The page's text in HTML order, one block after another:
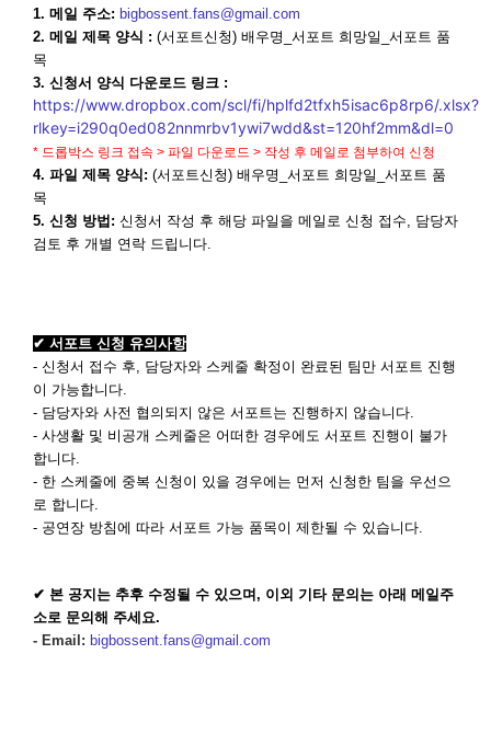
1. 메일 주소: bigbossent.fans@gmail.com
2. 메일 제목 양식 : (서포트신청) 배우명_서포트 희망일_서포트 품
목
3. 신청서 양식 다운로드 링크 :
https://www.dropbox.com/scl/fi/hplfd2tfxh5isac6p8rp6/.xlsx?
rlkey=i290q0ed082nnmrbv1ywi7wdd&st=120hf2mm&dl=0
* 드롭박스 링크 접속 > 파일 다운로드 > 작성 후 메일로 첨부하여 신청
4. 파일 제목 양식: (서포트신청) 배우명_서포트 희망일_서포트 품
목
5. 신청 방법: 신청서 작성 후 해당 파일을 메일로 신청 접수, 담당자
검토 후 개별 연락 드립니다.
✔ 서포트 신청 유의사항
- 신청서 접수 후, 담당자와 스케줄 확정이 완료된 팀만 서포트 진행
이 가능합니다.
- 담당자와 사전 협의되지 않은 서포트는 진행하지 않습니다.
- 사생활 및 비공개 스케줄은 어떠한 경우에도 서포트 진행이 불가
합니다.
- 한 스케줄에 중복 신청이 있을 경우에는 먼저 신청한 팀을 우선으
로 합니다.
- 공연장 방침에 따라 서포트 가능 품목이 제한될 수 있습니다.
✔ 본 공지는 추후 수정될 수 있으며, 이외 기타 문의는 아래 메일주
소로 문의해 주세요.
- Email: bigbossent.fans@gmail.com